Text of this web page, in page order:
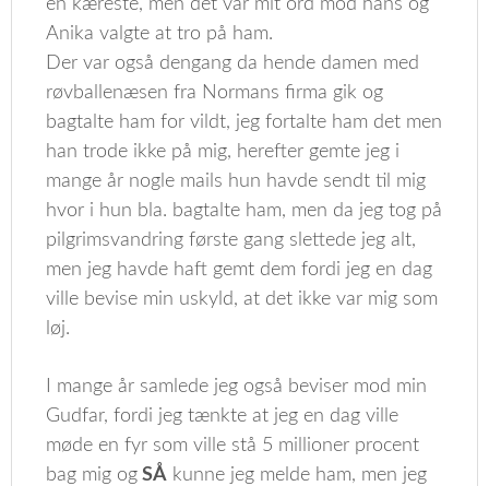
en kæreste, men det var mit ord mod hans og
Anika valgte at tro på ham.
Der var også dengang da hende damen med
røvballenæsen fra Normans firma gik og
bagtalte ham for vildt, jeg fortalte ham det men
han trode ikke på mig, herefter gemte jeg i
mange år nogle mails hun havde sendt til mig
hvor i hun bla. bagtalte ham, men da jeg tog på
pilgrimsvandring første gang slettede jeg alt,
men jeg havde haft gemt dem fordi jeg en dag
ville bevise min uskyld, at det ikke var mig som
løj.
I mange år samlede jeg også beviser mod min
Gudfar, fordi jeg tænkte at jeg en dag ville
møde en fyr som ville stå 5 millioner procent
bag mig og SÅ kunne jeg melde ham, men jeg